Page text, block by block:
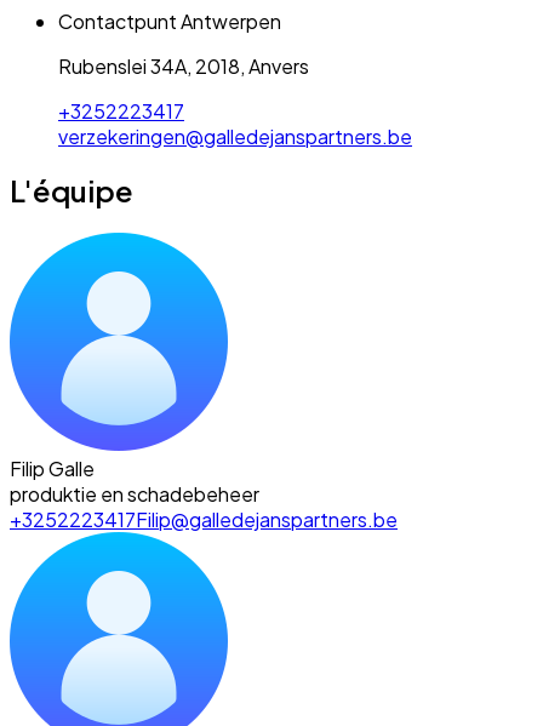
Contactpunt Antwerpen
Rubenslei 34A, 2018, Anvers
+3252223417
verzekeringen@galledejanspartners.be
L'équipe
Filip Galle
produktie en schadebeheer
+3252223417Filip@galledejanspartners.be